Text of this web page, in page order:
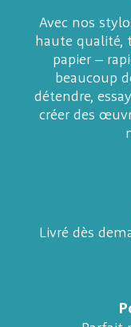
Avec nos
haute qualité,
papier –
beaucoup
détendre,
créer des
Livré dès